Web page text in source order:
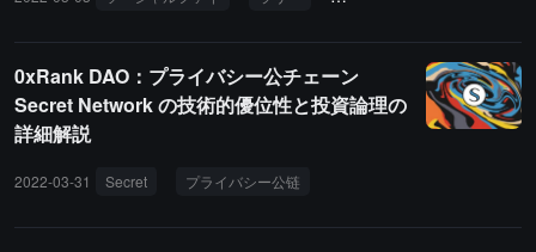
0xRank DAO：プライバシー公チェーン
Secret Network の技術的優位性と投資論理の
詳細解説
2022-03-31 Secret プライバシー公链